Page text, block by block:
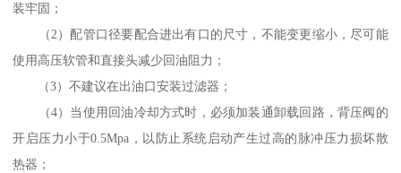
装牢固；
（2）配管口径要配合进出有口的尺寸，不能变更缩小，尽可能
使用高压软管和直接头减少回油阻力；
（3）不建议在出油口安装过滤器；
（4）当使用回油冷却方式时，必须加装通卸载回路，背压阀的
开启压力小于0.5Mpa，以防止系统启动产生过高的脉冲压力损坏散
热器；